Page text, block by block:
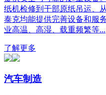
纸机检修到干部原纸吊运、
泰克均能提供完善设备和服
业高温、高湿、载重频繁等...
了解更多
汽车制造